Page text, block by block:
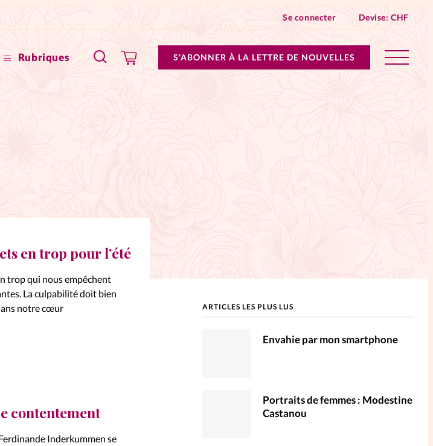
Rubriques
Se connecter Devise:CHF
S'ABONNER À LA LETTRE DE NOUVELLES
La Pause SpirituElles - toutes les éditions
À propos
La rédaction
en trop pour l’été
trop qui nous empêchent
La culpabilité doit bien
notre cœur
contentement
Inderkummen se
ARTICLES LES PLUS LUS
Envahie par mon smartphone
Portraits de femmes : Modestine
Castanou